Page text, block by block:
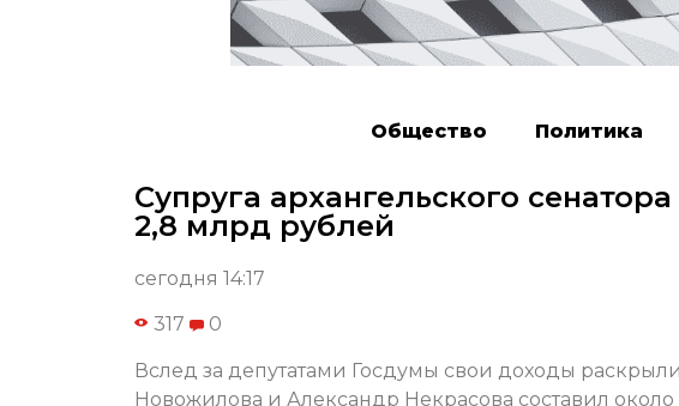
Общество Политика
Супруга архангельского
2,8 млрд рублей
сегодня 14:17
317 0
Вслед за депутатами Госдумы свои доходы
Новожилова и Александр Некрасова составил